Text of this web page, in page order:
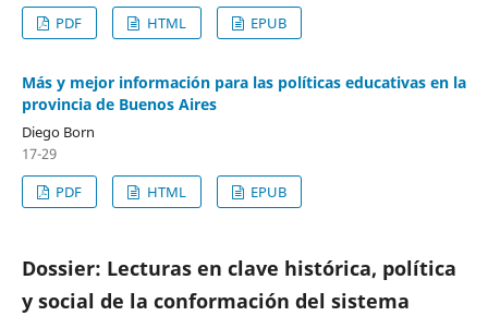
PDF
HTML EPUB
Más y mejor información para las políticas educativas en la
provincia de Buenos Aires
Diego Born
17-29
PDF
HTML EPUB
Dossier: Lecturas en clave histórica, política
y social de la conformación del sistema